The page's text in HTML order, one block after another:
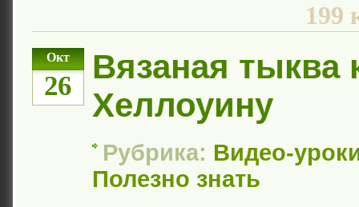
199
Окт
26
Вязаная тыква
Хеллоуину
Рубрика: Видео-
Полезно знать